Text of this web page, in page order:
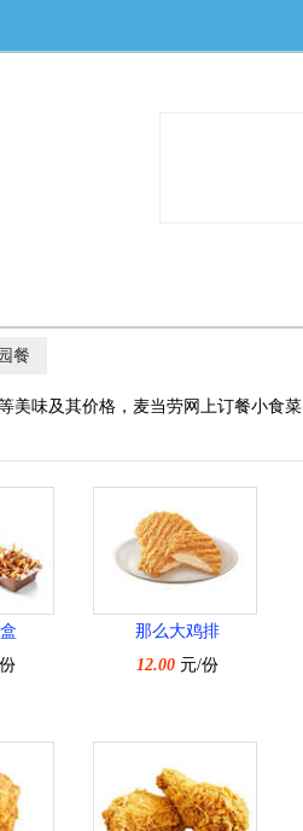
餐
美味及其价格，麦当劳网上订餐小食菜
那么大鸡排
12.00 元/份